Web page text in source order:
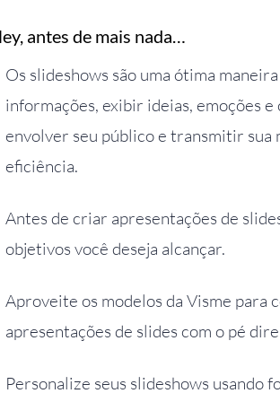
antes de mais nada…
Os slideshows são uma ótima
informações, exibir ideias, emoções
envolver seu público e transmitir sua
eficiência.
Antes de criar apresentações de
objetivos você deseja alcançar.
Aproveite os modelos da Visme para
apresentações de slides com o pé
Personalize seus slideshows usando